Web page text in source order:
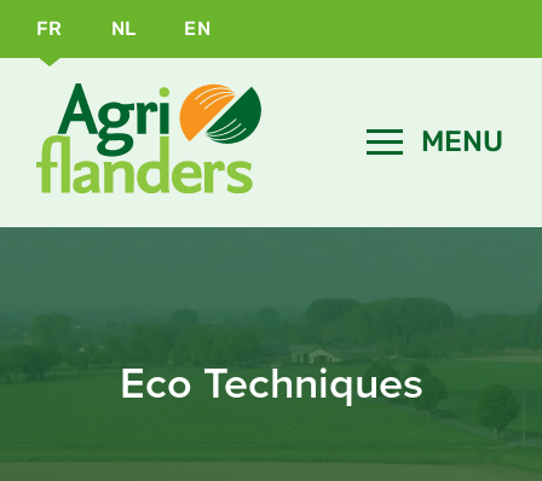
FR NL EN
Eco Techniques